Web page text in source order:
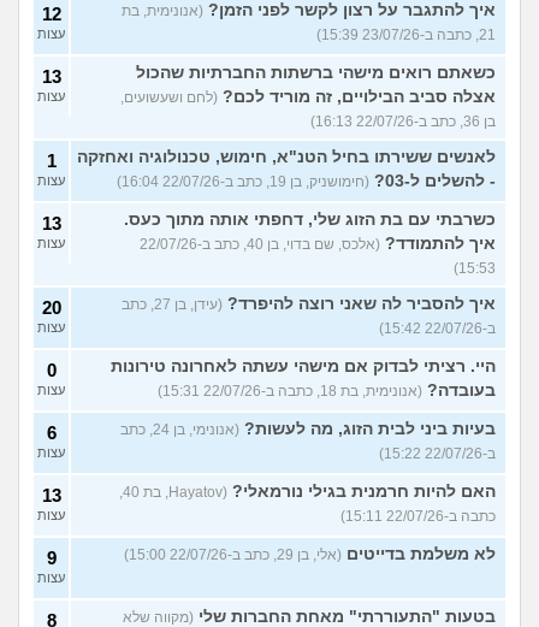
איך להתגבר על רצון לקשר לפני הזמן? (אנונימית, בת
21, כתבה ב-23/07/26 15:39)
12
עצות
כשאתם רואים מישהי ברשתות החברתיות שהכול
אצלה סביב הבילויים, זה מוריד לכם? (לחם ושעשועים,
בן 36, כתב ב-22/07/26 16:13)
13
עצות
לאנשים ששירתו בחיל הטנ"א, חימוש, טכנולוגיה ואחזקה
- להשלים ל-03?
(חימושניק, בן 19, כתב ב-22/07/26 16:04)
1
עצות
כשרבתי עם בת הזוג שלי, דחפתי אותה מתוך כעס.
איך להתמודד?
(אלכס, שם בדוי, בן 40, כתב ב-22/07/26
15:53)
13
עצות
איך להסביר לה שאני רוצה להיפרד?
(עידן, בן 27, כתב
ב-22/07/26 15:42)
20
עצות
היי. רציתי לבדוק אם מישהי עשתה לאחרונה טירונות
בעובדה? (אנונימית, בת 18, כתבה ב-22/07/26 15:31)
0
עצות
בעיות ביני לבית הזוג, מה לעשות?
(אנונימי, בן 24, כתב
ב-22/07/26 15:22)
6
עצות
האם להיות חרמנית בגילי נורמאלי?
(Hayatov, בת 40,
כתבה ב-22/07/26 15:11)
13
עצות
לא משלמת בדייטים (אלי, בן 29, כתב ב-22/07/26 15:00) 9
עצות
בטעות "התעוררתי" מאחת החברות שלי (מקווה שלא
8